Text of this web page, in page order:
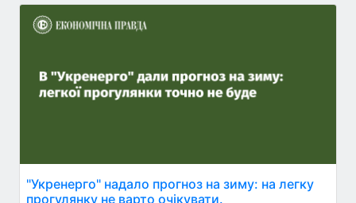
"Укренерго" надало прогноз на зиму: на легку
прогулянку не варто очікувати.